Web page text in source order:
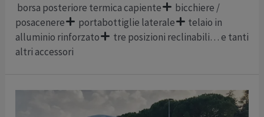
borsa posteriore termica capiente
bicchiere /
posacenere
portabottiglie laterale
telaio in
alluminio rinforzato
tre posizioni reclinabili… e tanti
altri accessori